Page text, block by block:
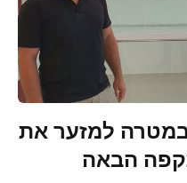
למזער את
הבאה